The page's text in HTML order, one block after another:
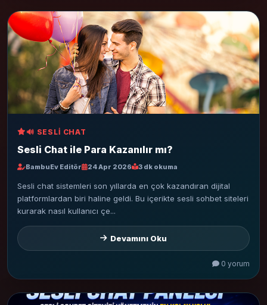
🔊 SESLI CHAT
Sesli Chat ile Para Kazanılır mı?
BambuEv Editör 24 Apr 2026 3 dk okuma
Sesli chat sistemleri son yıllarda en çok kazandıran dijital
platformlardan biri haline geldi. Bu içerikte sesli sohbet siteleri
kurarak nasıl kullanıcı çe...
Devamını Oku
0 yorum